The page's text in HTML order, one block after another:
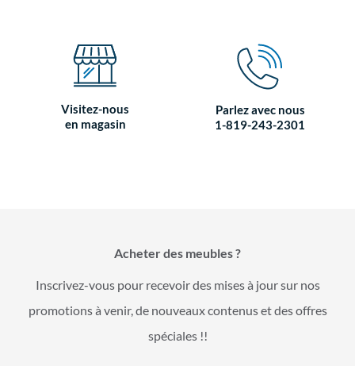
Visitez-nous
en magasin
Parlez avec nous
1-819-243-2301
Acheter des meubles ?
Inscrivez-vous pour recevoir des mises à jour sur nos
promotions à venir, de nouveaux contenus et des offres
spéciales !!